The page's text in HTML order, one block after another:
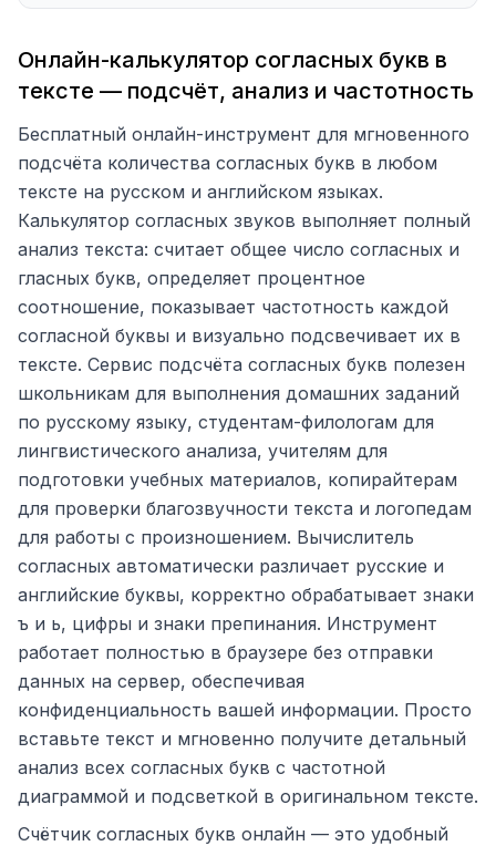
Онлайн-калькулятор согласных букв в
тексте — подсчёт, анализ и частотность
Бесплатный онлайн-инструмент для мгновенного
подсчёта количества согласных букв в любом
тексте на русском и английском языках.
Калькулятор согласных звуков выполняет полный
анализ текста: считает общее число согласных и
гласных букв, определяет процентное
соотношение, показывает частотность каждой
согласной буквы и визуально подсвечивает их в
тексте. Сервис подсчёта согласных букв полезен
школьникам для выполнения домашних заданий
по русскому языку, студентам-филологам для
лингвистического анализа, учителям для
подготовки учебных материалов, копирайтерам
для проверки благозвучности текста и логопедам
для работы с произношением. Вычислитель
согласных автоматически различает русские и
английские буквы, корректно обрабатывает знаки
ъ и ь, цифры и знаки препинания. Инструмент
работает полностью в браузере без отправки
данных на сервер, обеспечивая
конфиденциальность вашей информации. Просто
вставьте текст и мгновенно получите детальный
анализ всех согласных букв с частотной
диаграммой и подсветкой в оригинальном тексте.
Счётчик согласных букв онлайн — это удобный